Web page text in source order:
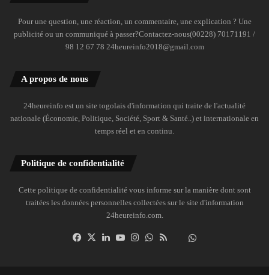
Pour une question, une réaction, un commentaire, une explication ? Une
publicité ou un communiqué à passer?Contactez-nous(00228) 70171191 /
98 12 67 78 24heureinfo2018@gmail.com
A propos de nous
24heureinfo est un site togolais d'information qui traite de l'actualité
nationale (Économie, Politique, Société, Sport & Santé..) et internationale en
temps réel et en continu.
Politique de confidentialité
Cette politique de confidentialité vous informe sur la manière dont sont
traitées les données personnelles collectées sur le site d'information
24heureinfo.com.
Facebook
X LinkedinYouTubeInstagramWhatsAppDailymotion